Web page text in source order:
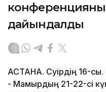
дайындалды
АСТАНА. Сәуірдің 16-
- Мамырдың 21-22-сі